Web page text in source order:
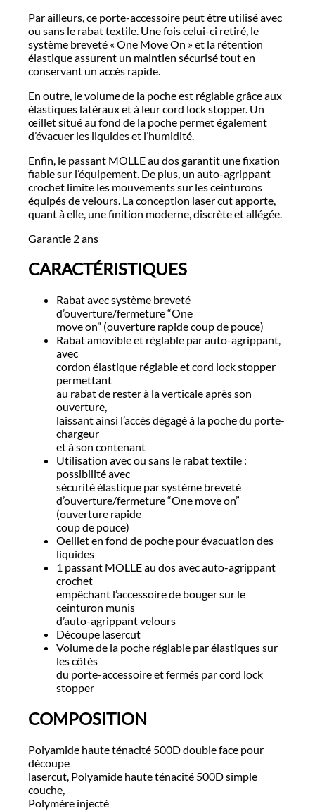
Par ailleurs, ce porte-accessoire peut être utilisé avec
ou sans le rabat textile. Une fois celui-ci retiré, le
système breveté « One Move On » et la rétention
élastique assurent un maintien sécurisé tout en
conservant un accès rapide.
En outre, le volume de la poche est réglable grâce aux
élastiques latéraux et à leur cord lock stopper. Un
œillet situé au fond de la poche permet également
d’évacuer les liquides et l’humidité.
Enfin, le passant MOLLE au dos garantit une fixation
fiable sur l’équipement. De plus, un auto-agrippant
crochet limite les mouvements sur les ceinturons
équipés de velours. La conception laser cut apporte,
quant à elle, une finition moderne, discrète et allégée.
Garantie 2 ans
CARACTÉRISTIQUES
Rabat avec système breveté
d’ouverture/fermeture “One
move on” (ouverture rapide coup de pouce)
Rabat amovible et réglable par auto-agrippant,
avec
cordon élastique réglable et cord lock stopper
permettant
au rabat de rester à la verticale après son
ouverture,
laissant ainsi l’accès dégagé à la poche du porte-
chargeur
et à son contenant
Utilisation avec ou sans le rabat textile :
possibilité avec
sécurité élastique par système breveté
d’ouverture/fermeture “One move on”
(ouverture rapide
coup de pouce)
Oeillet en fond de poche pour évacuation des
liquides
1 passant MOLLE au dos avec auto-agrippant
crochet
empêchant l’accessoire de bouger sur le
ceinturon munis
d’auto-agrippant velours
Découpe lasercut
Volume de la poche réglable par élastiques sur
les côtés
du porte-accessoire et fermés par cord lock
stopper
COMPOSITION
Polyamide haute ténacité 500D double face pour
découpe
lasercut, Polyamide haute ténacité 500D simple
couche,
Polymère injecté